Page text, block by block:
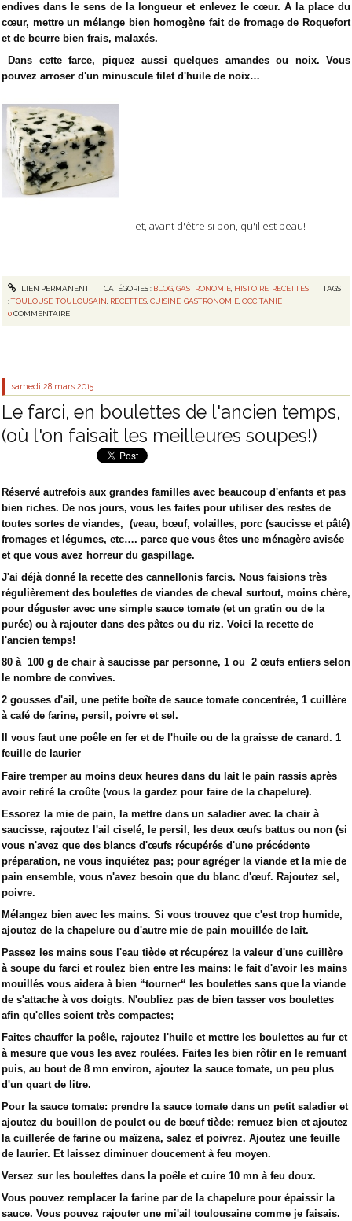
endives dans le sens de la longueur et enlevez le cœur. A la place du
cœur, mettre un mélange bien homogène fait de fromage de Roquefort
et de beurre bien frais, malaxés.
Dans cette farce, piquez aussi quelques amandes ou noix. Vous
pouvez arroser d'un minuscule filet d'huile de noix…
et, avant d'être si bon, qu'il est beau!
LIEN PERMANENT CATÉGORIES : BLOG, GASTRONOMIE, HISTOIRE, RECETTES
TAGS
:TOULOUSE ,TOULOUSAIN RECETTES ,CUISINE ,GASTRONOMIE ,OCCITANIE
0COMMENTAIRE
samedi 28 mars 2015
Le farci, en boulettes de l'ancien temps,
(où l'on faisait les meilleures soupes!)
Réservé autrefois aux grandes familles avec beaucoup d'enfants et pas
bien riches. De nos jours, vous les faites pour utiliser des restes de
toutes sortes de viandes, (veau, bœuf, volailles, porc (saucisse et pâté)
fromages et légumes, etc…. parce que vous êtes une ménagère avisée
et que vous avez horreur du gaspillage.
J'ai déjà donné la recette des cannellonis farcis. Nous faisions très
régulièrement des boulettes de viandes de cheval surtout, moins chère,
pour déguster avec une simple sauce tomate (et un gratin ou de la
purée) ou à rajouter dans des pâtes ou du riz. Voici la recette de
l'ancien temps!
80 à 100 g de chair à saucisse par personne, 1 ou 2 œufs entiers selon
le nombre de convives.
2 gousses d'ail, une petite boîte de sauce tomate concentrée, 1 cuillère
à café de farine, persil, poivre et sel.
Il vous faut une poêle en fer et de l'huile ou de la graisse de canard. 1
feuille de laurier
Faire tremper au moins deux heures dans du lait le pain rassis après
avoir retiré la croûte (vous la gardez pour faire de la chapelure).
Essorez la mie de pain, la mettre dans un saladier avec la chair à
saucisse, rajoutez l'ail ciselé, le persil, les deux œufs battus ou non (si
vous n'avez que des blancs d'œufs récupérés d'une précédente
préparation, ne vous inquiétez pas; pour agréger la viande et la mie de
pain ensemble, vous n'avez besoin que du blanc d'œuf. Rajoutez sel,
poivre.
Mélangez bien avec les mains. Si vous trouvez que c'est trop humide,
ajoutez de la chapelure ou d'autre mie de pain mouillée de lait.
Passez les mains sous l'eau tiède et récupérez la valeur d'une cuillère
à soupe du farci et roulez bien entre les mains: le fait d'avoir les mains
mouillés vous aidera à bien “tourner“ les boulettes sans que la viande
de s'attache à vos doigts. N'oubliez pas de bien tasser vos boulettes
afin qu'elles soient très compactes;
Faites chauffer la poêle, rajoutez l'huile et mettre les boulettes au fur et
à mesure que vous les avez roulées. Faites les bien rôtir en le remuant
puis, au bout de 8 mn environ, ajoutez la sauce tomate, un peu plus
d'un quart de litre.
Pour la sauce tomate: prendre la sauce tomate dans un petit saladier et
ajoutez du bouillon de poulet ou de bœuf tiède; remuez bien et ajoutez
la cuillerée de farine ou maïzena, salez et poivrez. Ajoutez une feuille
de laurier. Et laissez diminuer doucement à feu moyen.
Versez sur les boulettes dans la poêle et cuire 10 mn à feu doux.
Vous pouvez remplacer la farine par de la chapelure pour épaissir la
sauce. Vous pouvez rajouter une mi'ail toulousaine comme je faisais.